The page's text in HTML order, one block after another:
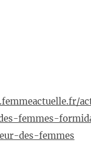
femmes-
des-femmes